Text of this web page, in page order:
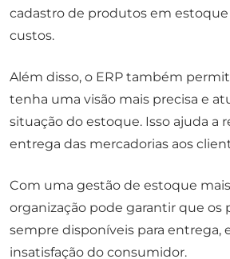
cadastro de produtos em
custos.
Além disso, o ERP também
tenha uma visão mais precisa e
situação do estoque. Isso ajuda a
entrega das mercadorias aos
Com uma gestão de estoque
organização pode garantir que os
sempre disponíveis para entrega,
insatisfação do consumidor.